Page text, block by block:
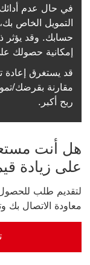
في حال عدم
التمويل الخاص
حسابك. وقد يؤثر
إمكانية حصولك
قد يستغرق إعادة
مقارنة بقرضك/
ربح أكبر.
هل أنت
على ‏‫زيادة
لتقديم طلب
معاودة الاتصال بك
تلقي معاودة